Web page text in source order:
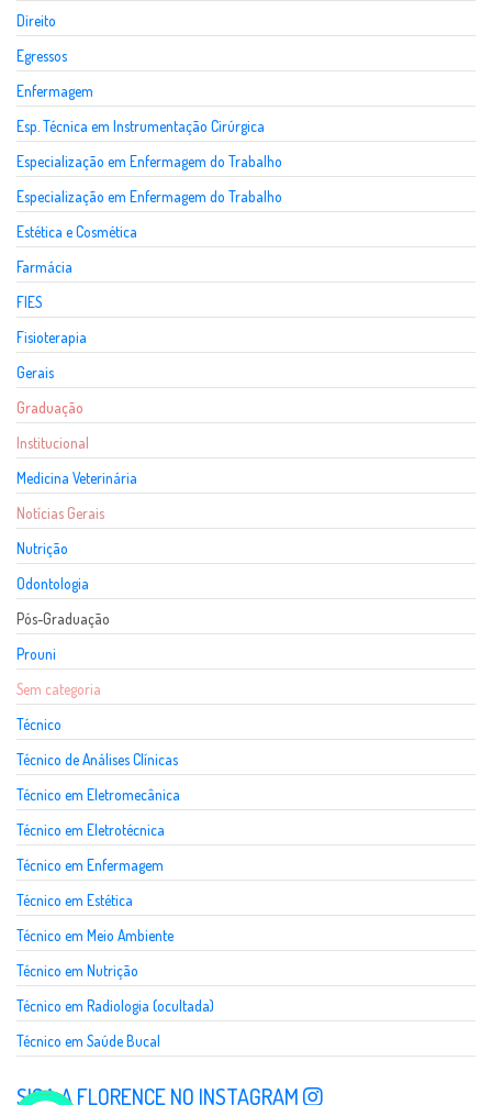
Direito
Egressos
Enfermagem
Esp. Técnica em Instrumentação Cirúrgica
Especialização em Enfermagem do Trabalho
Especialização em Enfermagem do Trabalho
Estética e Cosmética
Farmácia
FIES
Fisioterapia
Gerais
Graduação
Institucional
Medicina Veterinária
Notícias Gerais
Nutrição
Odontologia
Pós-Graduação
Prouni
Sem categoria
Técnico
Técnico de Análises Clínicas
Técnico em Eletromecânica
Técnico em Eletrotécnica
Técnico em Enfermagem
Técnico em Estética
Técnico em Meio Ambiente
Técnico em Nutrição
Técnico em Radiologia (ocultada)
Técnico em Saúde Bucal
SIGA A FLORENCE NO INSTAGRAM